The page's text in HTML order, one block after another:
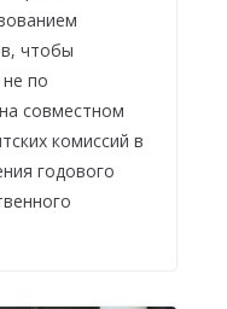
чтобы
по
совместном
комиссий в
годового